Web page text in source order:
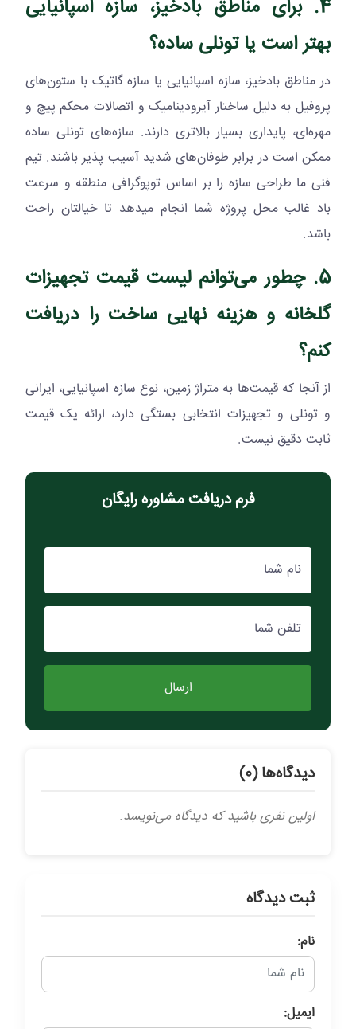
4. برای مناطق بادخیز، سازه اسپانیایی
بهتر است یا تونلی ساده؟
در مناطق بادخیز، سازه اسپانیایی یا سازه گاتیک با ستون‌های
پروفیل به دلیل ساختار آیرودینامیک و اتصالات محکم پیچ و
مهره‌ای، پایداری بسیار بالاتری دارند. سازه‌های تونلی ساده
ممکن است در برابر طوفان‌های شدید آسیب پذیر باشند. تیم
فنی ما طراحی سازه را بر اساس توپوگرافی منطقه و سرعت
باد غالب محل پروژه شما انجام میدهد تا خیالتان راحت
باشد.
5. چطور می‌توانم لیست قیمت تجهیزات
گلخانه و هزینه نهایی ساخت را دریافت
کنم؟
از آنجا که قیمت‌ها به متراژ زمین، نوع سازه اسپانیایی، ایرانی
و تونلی و تجهیزات انتخابی بستگی دارد، ارائه یک قیمت
ثابت دقیق نیست.
فرم دریافت مشاوره رایگان
نام شما
تلفن شما
ارسال
دیدگاه‌ها (0)
اولین نفری باشید که دیدگاه می‌نویسد.
ثبت دیدگاه
نام:
ایمیل: